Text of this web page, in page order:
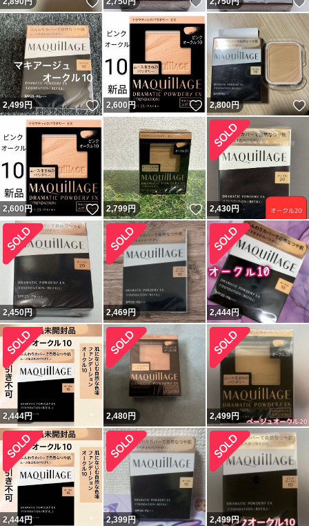
2,499円 いいね！
2,600 円 いいね！
2,800円
2,600 円 いいね！
2,799円 いいね！
2,430円
2,450円 2,469円 2,444円
2,444円 2,480円 2,499円
2,444円 2,399円 2,499円